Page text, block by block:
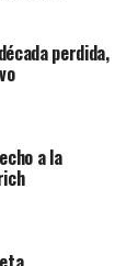
perdida,
a la